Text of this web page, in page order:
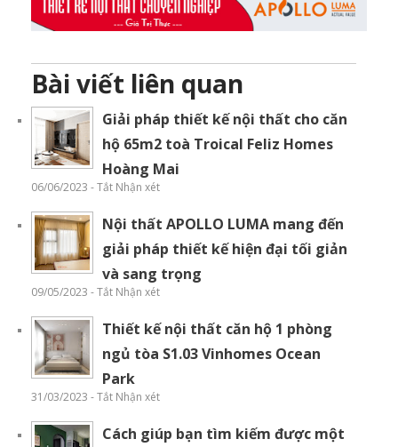
Bài viết liên quan
Giải pháp thiết kế nội thất cho căn
hộ 65m2 toà Troical Feliz Homes
Hoàng Mai
06/06/2023 - Tắt Nhận xét
Nội thất APOLLO LUMA mang đến
giải pháp thiết kế hiện đại tối giản
và sang trọng
09/05/2023 - Tắt Nhận xét
Thiết kế nội thất căn hộ 1 phòng
ngủ tòa S1.03 Vinhomes Ocean
Park
31/03/2023 - Tắt Nhận xét
Cách giúp bạn tìm kiếm được một